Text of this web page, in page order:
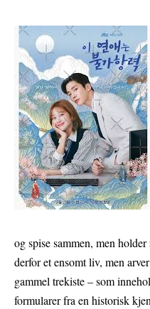
og spise sammen, men
derfor et ensomt liv, men
gammel trekiste – som
formularer fra en historisk